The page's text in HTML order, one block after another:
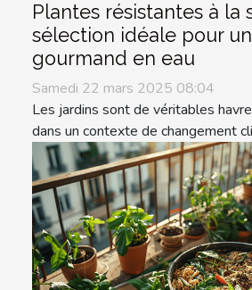
Plantes résistantes à la
sélection idéale pour
gourmand en eau
Samedi 22 mars 2025 08:04
Les jardins sont de véritables
dans un contexte de changement